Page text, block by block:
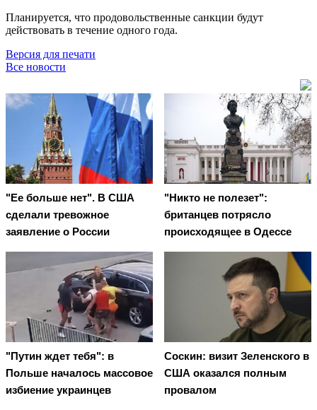
Планируется, что продовольственные санкции будут
действовать в течение одного года.
Версия для печати
Все новости
"Ее больше нет". В США
сделали тревожное
заявление о России
"Никто не полезет":
британцев потрясло
происходящее в Одессе
"Путин ждет тебя": в
Польше началось массовое
избиение украинцев
Соскин: визит Зеленского в
США оказался полным
провалом